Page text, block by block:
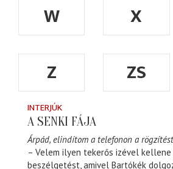
W
X
Z
ZS
INTERJÚK
A SENKI FÁJA
Árpád, elindítom a telefonon a
– Velem ilyen tekerős izével
beszélgetést, amivel Bartókék